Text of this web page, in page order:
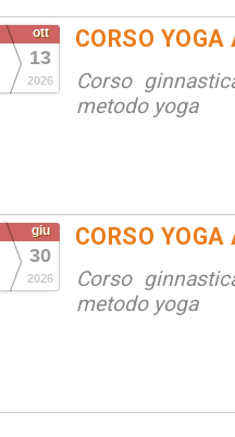
ott
13
2026
CORSO
Corso
metodo yoga
giu
30
2026
CORSO
Corso
metodo yoga